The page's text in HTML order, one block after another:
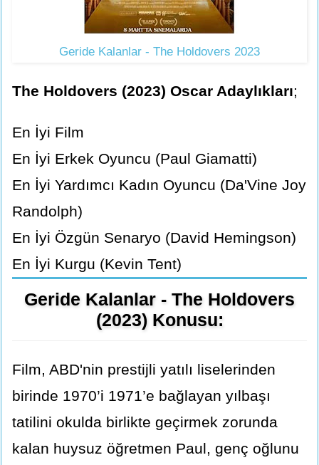
Geride Kalanlar - The Holdovers 2023
The Holdovers (2023) Oscar Adaylıkları;
En İyi Film
En İyi Erkek Oyuncu (Paul Giamatti)
En İyi Yardımcı Kadın Oyuncu (Da'Vine Joy
Randolph)
En İyi Özgün Senaryo (David Hemingson)
En İyi Kurgu (Kevin Tent)
Geride Kalanlar - The Holdovers
(2023) Konusu:
Film, ABD'nin prestijli yatılı liselerinden
birinde 1970’i 1971’e bağlayan yılbaşı
tatilini okulda birlikte geçirmek zorunda
kalan huysuz öğretmen Paul, genç oğlunu